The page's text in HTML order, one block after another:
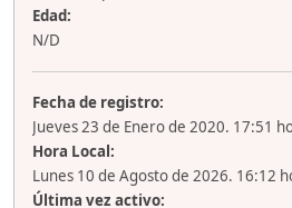
Edad:
N/D
Fecha de registro:
Jueves 23 de Enero de 2020. 17:51
Hora Local:
Lunes 10 de Agosto de 2026. 16:12
Última vez activo: